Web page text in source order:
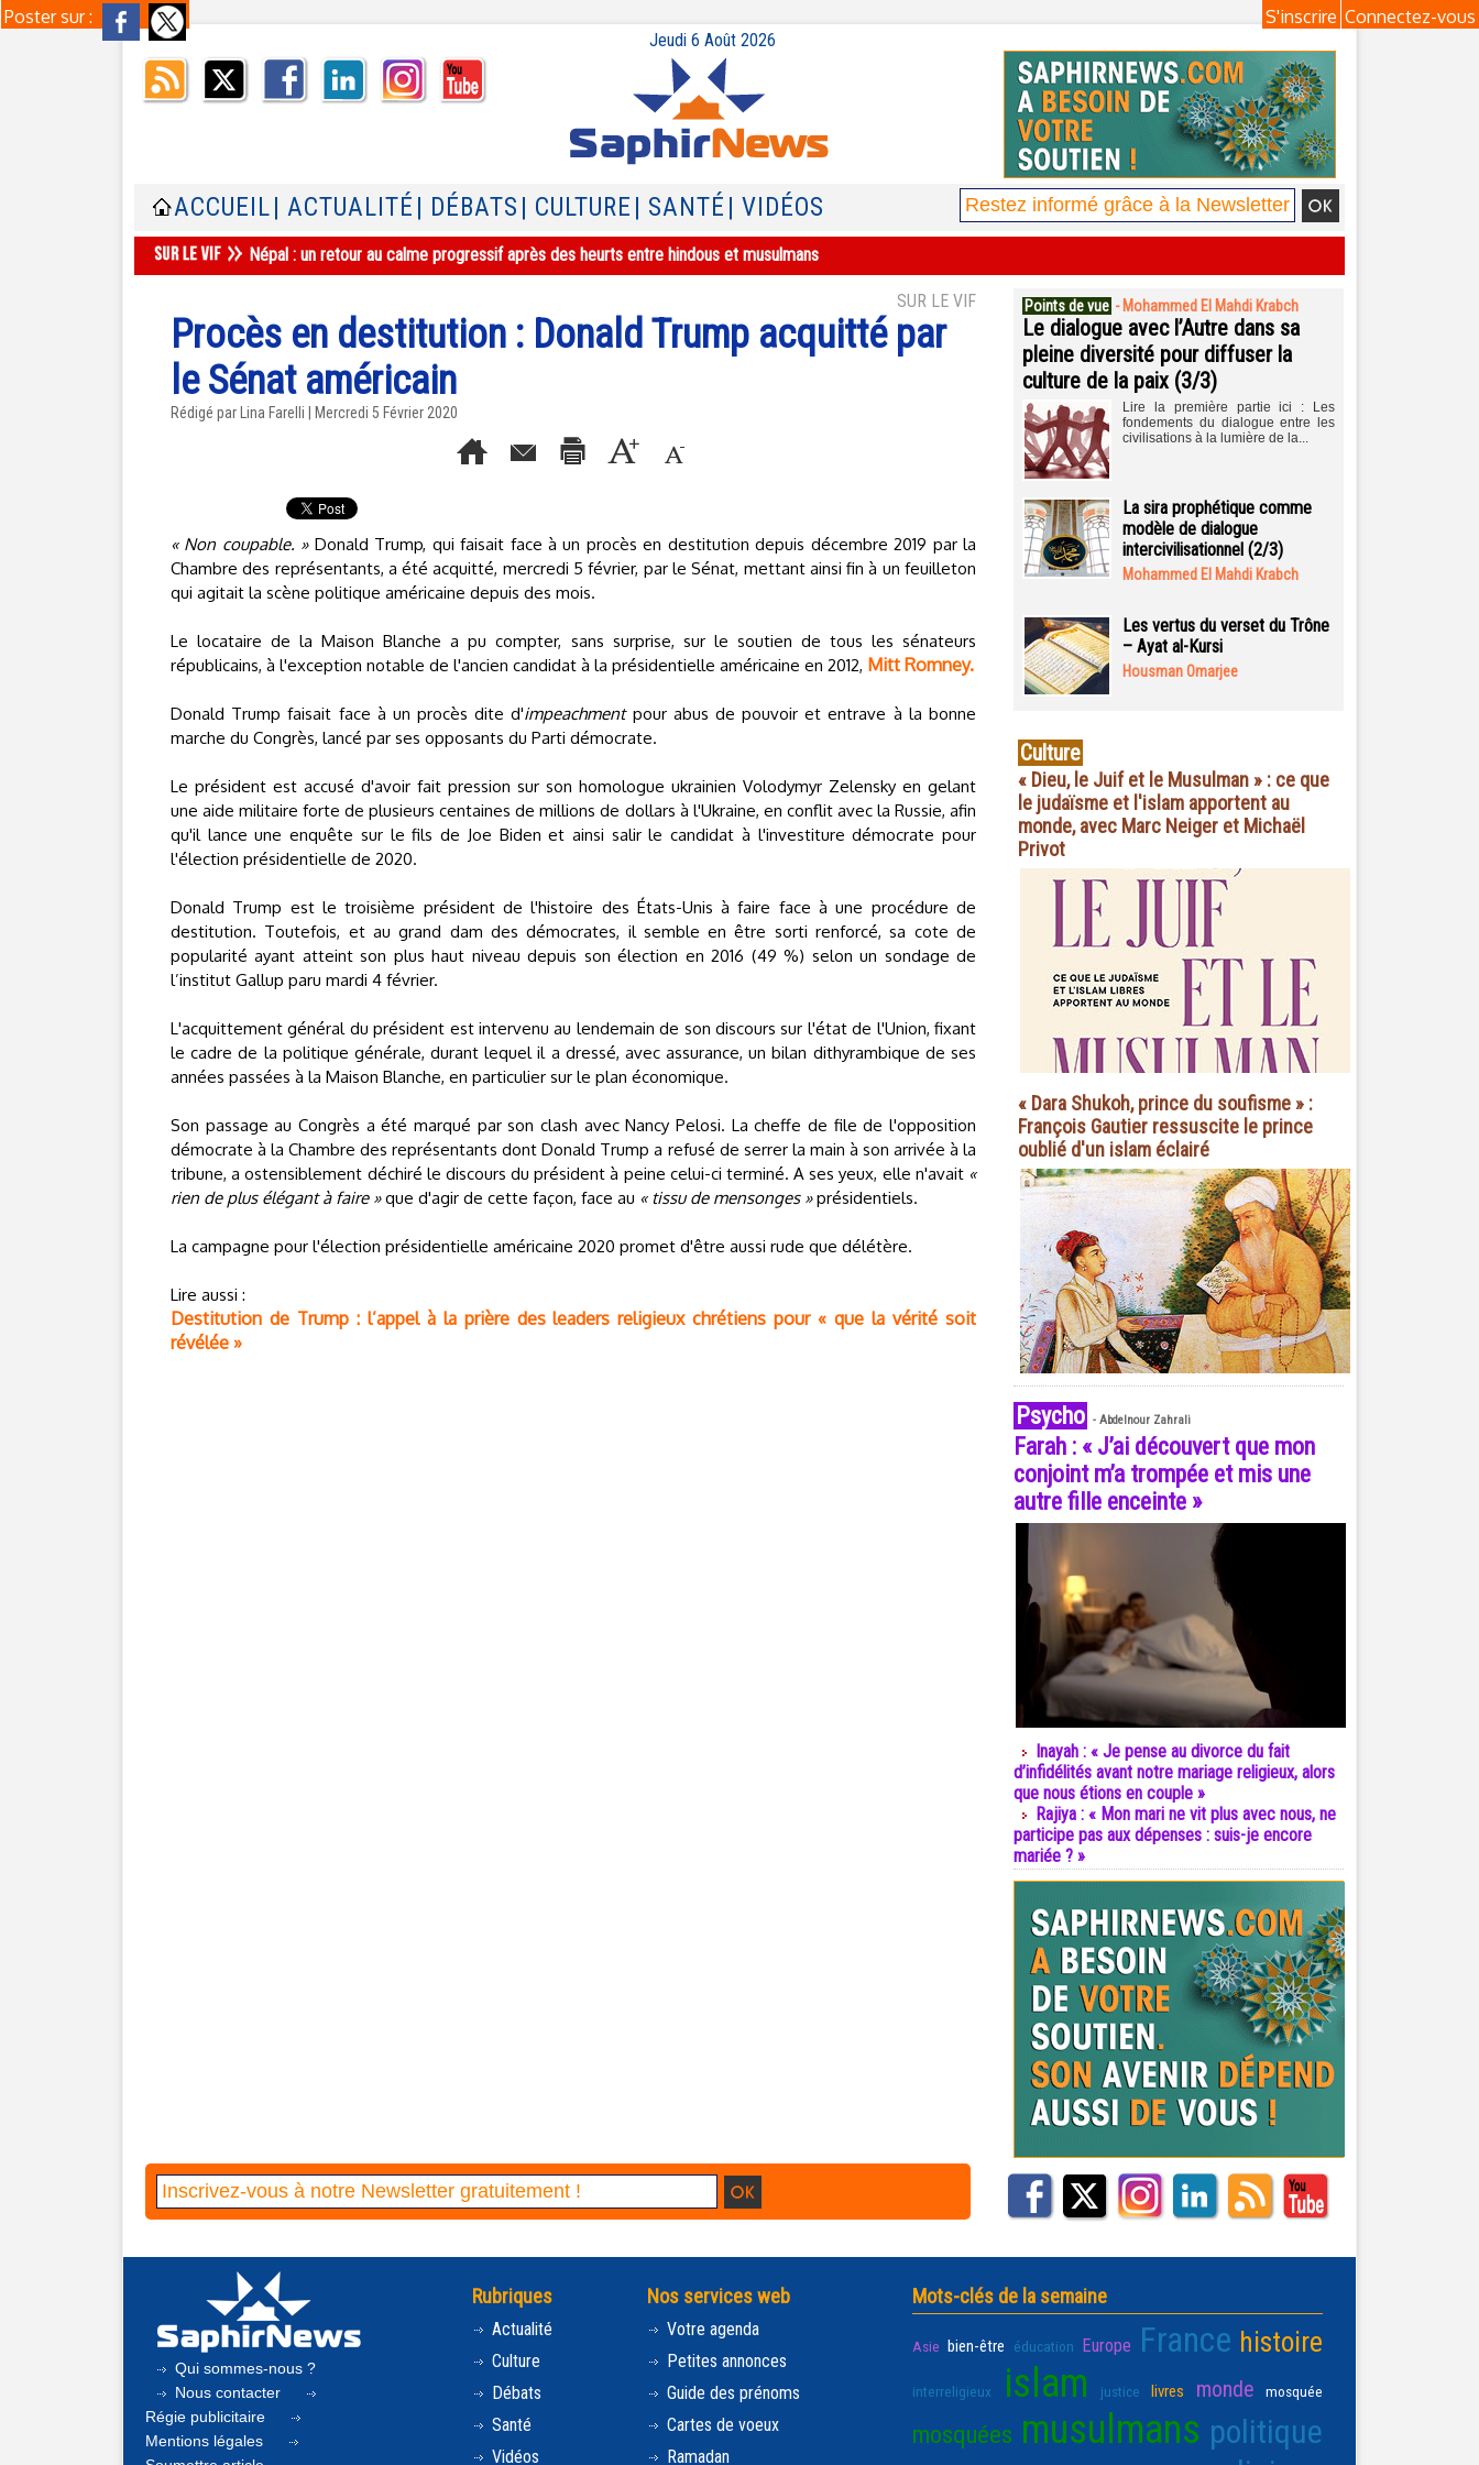
Poster sur : Connectez-vous
S'inscrire
Jeudi 6 Août 2026
ACCUEIL | ACTUALITÉ | DÉBATS | CULTURE | SANTÉ | VIDÉOS
Népal : un retour au calme progressif après des heurts entre hindous et musulmans
SUR LE VIF
Procès en destitution : Donald Trump acquitté par
le Sénat américain
Rédigé par Lina Farelli | Mercredi 5 Février 2020
« Non coupable. »Donald Trump, qui faisait face à un procès en destitution depuis décembre 2019 par la
Chambre des représentants, a été acquitté, mercredi 5 février, par le Sénat, mettant ainsi fin à un feuilleton
qui agitait la scène politique américaine depuis des mois.
Le locataire de la Maison Blanche a pu compter, sans surprise, sur le soutien de tous les sénateurs
républicains, à l'exception notable de l'ancien candidat à la présidentielle américaine en 2012, Mitt Romney.
Donald Trump faisait face à un procès dite d'impeachmentpour abus de pouvoir et entrave à la bonne
marche du Congrès, lancé par ses opposants du Parti démocrate.
Le président est accusé d'avoir fait pression sur son homologue ukrainien Volodymyr Zelensky en gelant
une aide militaire forte de plusieurs centaines de millions de dollars à l'Ukraine, en conflit avec la Russie, afin
qu'il lance une enquête sur le fils de Joe Biden et ainsi salir le candidat à l'investiture démocrate pour
l'élection présidentielle de 2020.
Donald Trump est le troisième président de l'histoire des États-Unis à faire face à une procédure de
destitution. Toutefois, et au grand dam des démocrates, il semble en être sorti renforcé, sa cote de
popularité ayant atteint son plus haut niveau depuis son élection en 2016 (49 %) selon un sondage de
l’institut Gallup paru mardi 4 février.
L'acquittement général du président est intervenu au lendemain de son discours sur l'état de l'Union, fixant
le cadre de la politique générale, durant lequel il a dressé, avec assurance, un bilan dithyrambique de ses
années passées à la Maison Blanche, en particulier sur le plan économique.
Son passage au Congrès a été marqué par son clash avec Nancy Pelosi. La cheffe de file de l'opposition
démocrate à la Chambre des représentants dont Donald Trump a refusé de serrer la main à son arrivée à la
tribune, a ostensiblement déchiré le discours du président à peine celui-ci terminé. A ses yeux, elle n'avait «
rien de plus élégant à faire »que d'agir de cette façon, face au « tissu de mensonges »présidentiels.
La campagne pour l'élection présidentielle américaine 2020 promet d'être aussi rude que délétère.
Lire aussi :
Destitution de Trump : l’appel à la prière des leaders religieux chrétiens pour « que la vérité soit
révélée »
Points de vue - Mohammed El Mahdi Krabch
Le dialogue avec l’Autre dans sa
pleine diversité pour diffuser la
culture de la paix (3/3)
Lire la première partie ici : Les
fondements du dialogue entre les
civilisations à la lumière de la...
La sira prophétique comme
modèle de dialogue
intercivilisationnel (2/3)
Mohammed El Mahdi Krabch
Les vertus du verset du Trône
– Ayat al-Kursi
Housman Omarjee
Culture
« Dieu, le Juif et le Musulman » : ce que
le judaïsme et l'islam apportent au
monde, avec Marc Neiger et Michaël
Privot
« Dara Shukoh, prince du soufisme » :
François Gautier ressuscite le prince
oublié d'un islam éclairé
Psycho - Abdelnour Zahrali
Farah : « J’ai découvert que mon
conjoint m’a trompée et mis une
autre fille enceinte »
Inayah : « Je pense au divorce du fait
d’infidélités avant notre mariage religieux, alors
que nous étions en couple »
Rajiya : « Mon mari ne vit plus avec nous, ne
participe pas aux dépenses : suis-je encore
mariée ? »
Qui sommes-nous ?
Nous contacter
Régie publicitaire
Mentions légales
Rubriques
Actualité
Culture
Débats
Santé
Vidéos
Nos services web
Votre agenda
Petites annonces
Guide des prénoms
Cartes de voeux
Ramadan
Mots-clés de la semaine
Asie bien-être éducation Europe France histoire
interreligieux islam justice livres monde mosquée
mosquées musulmans politique